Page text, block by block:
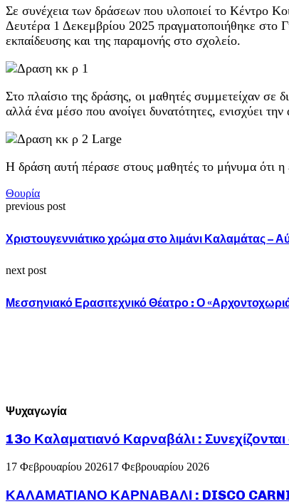
Σε συνέχεια των δράσεων που υλοποιεί το Κέντρο
Δευτέρα 1 Δεκεμβρίου 2025 πραγματοποιήθηκε στο
εκπαίδευσης και της παραμονής στο σχολείο.
Στο πλαίσιο της δράσης, οι μαθητές συμμετείχαν σε
αλλά ένα μέσο που ανοίγει δυνατότητες, ενισχύει
Η δράση αυτή πέρασε στους μαθητές το μήνυμα ότι η
Θουρία
previous post
Χριστουγεννιάτικο χρώμα στο λιμάνι Καλαμάτας –
next post
Μεσσηνιακό Ερασιτεχνικό Θέατρο : Ο
Ψυχαγωγία
13ο Καλαματιανό Καρναβάλι :
17 Φεβρουαρίου 202617 Φεβρουαρίου 2026
ΚΑΛΑΜΑΤΙΑΝΟ ΚΑΡΝΑΒΑΛΙ : DISCO